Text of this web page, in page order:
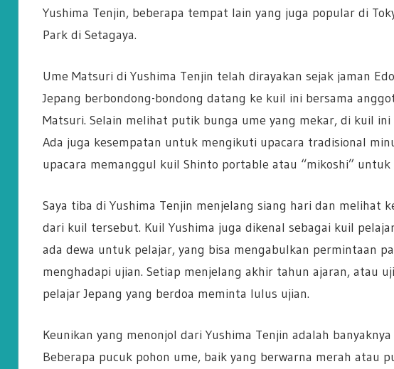
Yushima Tenjin, beberapa tempat lain yang juga popular di
Park di Setagaya.
Ume Matsuri di Yushima Tenjin telah dirayakan sejak jaman
Jepang berbondong-bondong datang ke kuil ini bersama
Matsuri. Selain melihat putik bunga ume yang mekar, di kuil ini
Ada juga kesempatan untuk mengikuti upacara tradisional
upacara memanggul kuil Shinto portable atau “mikoshi”
Saya tiba di Yushima Tenjin menjelang siang hari dan melihat
dari kuil tersebut. Kuil Yushima juga dikenal sebagai kuil
ada dewa untuk pelajar, yang bisa mengabulkan permintaan
menghadapi ujian. Setiap menjelang akhir tahun ajaran, atau
pelajar Jepang yang berdoa meminta lulus ujian.
Keunikan yang menonjol dari Yushima Tenjin adalah
Beberapa pucuk pohon ume, baik yang berwarna merah